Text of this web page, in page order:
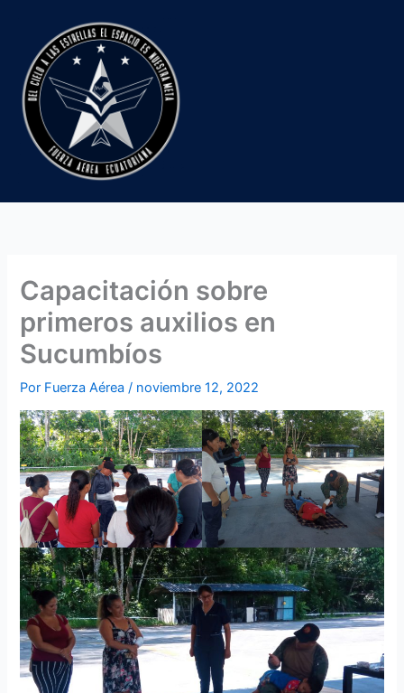
contenido
Capacitación sobre
primeros auxilios en
Sucumbíos
Por Fuerza Aérea/ noviembre 12, 2022